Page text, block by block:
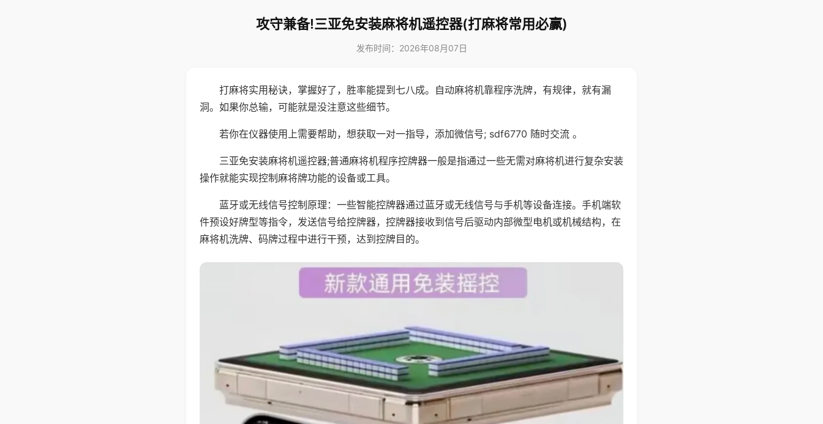
攻守兼备!三亚免安装麻将机遥控器(打麻将常用必赢)
发布时间：2026年08月07日
打麻将实用秘诀，掌握好了，胜率能提到七八成。自动麻将机靠程序洗牌，有规律，就有漏
洞。如果你总输，可能就是没注意这些细节。
若你在仪器使用上需要帮助，想获取一对一指导，添加微信号; sdf6770 随时交流 。
三亚免安装麻将机遥控器;普通麻将机程序控牌器一般是指通过一些无需对麻将机进行复杂安装
操作就能实现控制麻将牌功能的设备或工具。
蓝牙或无线信号控制原理：一些智能控牌器通过蓝牙或无线信号与手机等设备连接。手机端软
件预设好牌型等指令，发送信号给控牌器，控牌器接收到信号后驱动内部微型电机或机械结构，在
麻将机洗牌、码牌过程中进行干预，达到控牌目的。